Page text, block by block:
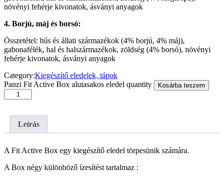
növényi fehérje kivonatok, ásványi anyagok
4. Borjú, máj és borsó:
Összetétel: hús és állati származékok (4% borjú, 4% máj),
gabonafélék, hal és halszármazékok, zöldség (4% borsó), növényi
fehérje kivonatok, ásványi anyagok
Category:Kiegészítő eledelek, tápok
Panzi Fit Active Box alutasakos eledel quantity
Kosárba teszem
Leírás
A Fit Active Box egy kiegészítő eledel törpesünik számára.
A Box négy különböző ízesítést tartalmaz :